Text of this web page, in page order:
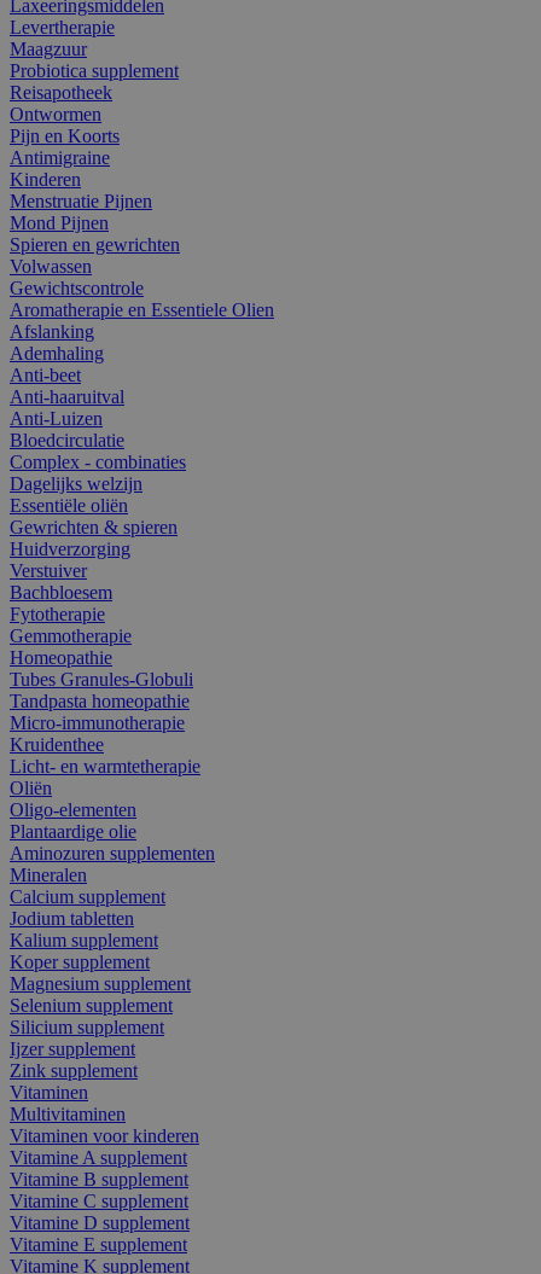
Laxeeringsmiddelen
Levertherapie
Maagzuur
Probiotica supplement
Reisapotheek
Ontwormen
Pijn en Koorts
Antimigraine
Kinderen
Menstruatie Pijnen
Mond Pijnen
Spieren en gewrichten
Volwassen
Gewichtscontrole
Aromatherapie en Essentiele Olien
Afslanking
Ademhaling
Anti-beet
Anti-haaruitval
Anti-Luizen
Bloedcirculatie
Complex - combinaties
Dagelijks welzijn
Essentiële oliën
Gewrichten & spieren
Huidverzorging
Verstuiver
Bachbloesem
Fytotherapie
Gemmotherapie
Homeopathie
Tubes Granules-Globuli
Tandpasta homeopathie
Micro-immunotherapie
Kruidenthee
Licht- en warmtetherapie
Oliën
Oligo-elementen
Plantaardige olie
Aminozuren supplementen
Mineralen
Calcium supplement
Jodium tabletten
Kalium supplement
Koper supplement
Magnesium supplement
Selenium supplement
Silicium supplement
Ijzer supplement
Zink supplement
Vitaminen
Multivitaminen
Vitaminen voor kinderen
Vitamine A supplement
Vitamine B supplement
Vitamine C supplement
Vitamine D supplement
Vitamine E supplement
Vitamine K supplement